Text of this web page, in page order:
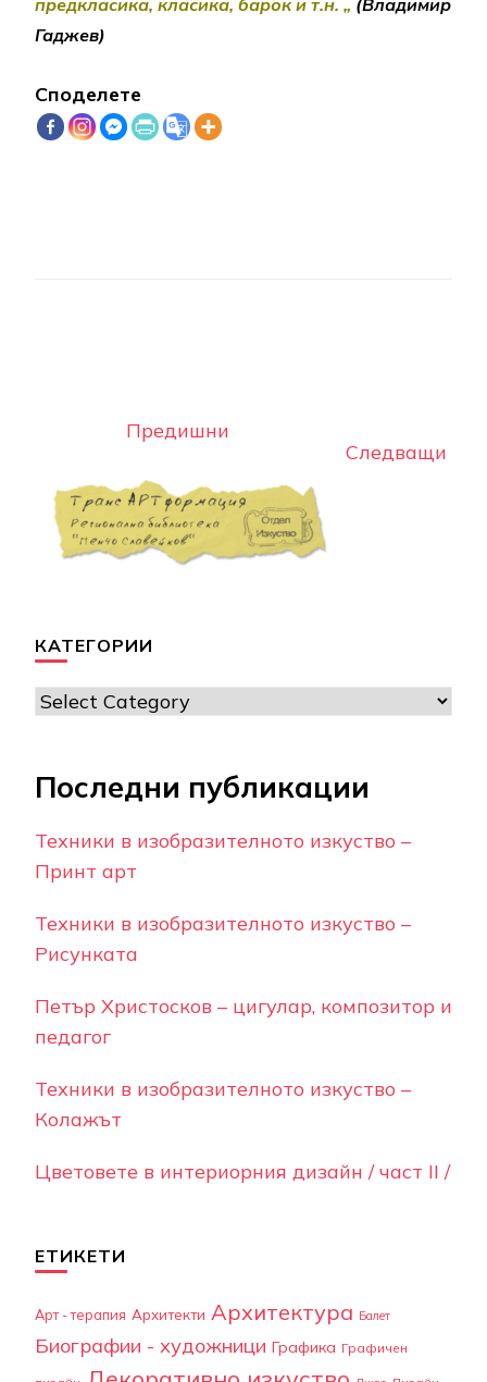
предкласика, класика, барок и т.н. „ (Владимир
Гаджев)
Споделете
КАТЕГОРИИ
Категории
Последни публикации
Техники в изобразителното изкуство –
Принт арт
Техники в изобразителното изкуство –
Рисунката
Петър Христосков – цигулар, композитор и
педагог
Техники в изобразителното изкуство –
Колажът
Цветовете в интериорния дизайн / част II /
ЕТИКЕТИ
Арт - терапия Архитекти Архитектура Балет
Биографии - художници Графика Графичен